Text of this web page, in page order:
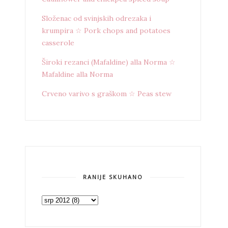
Složenac od svinjskih odrezaka i
krumpira ☆ Pork chops and potatoes
casserole
Široki rezanci (Mafaldine) alla Norma ☆
Mafaldine alla Norma
Crveno varivo s graškom ☆ Peas stew
RANIJE SKUHANO